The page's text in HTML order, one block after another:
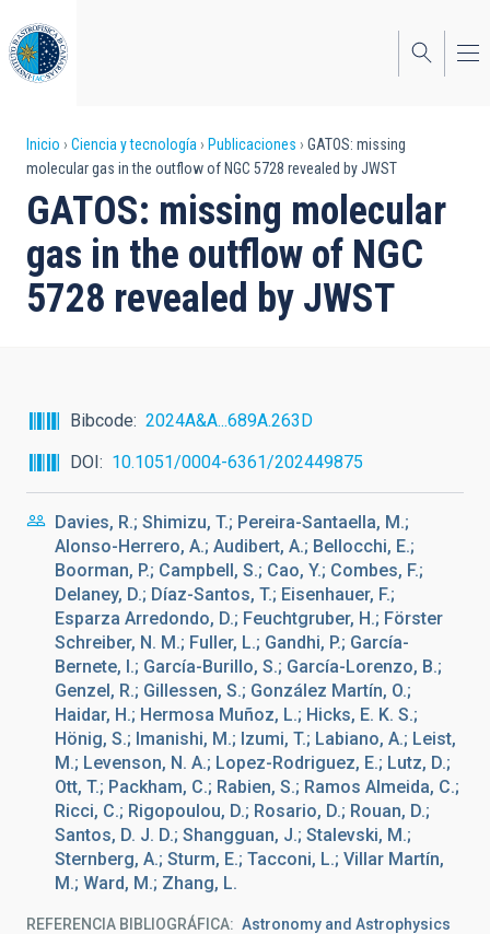
al
contenido
principal
Sobrescribir
enlaces
de
ayuda
a
Inicio Ciencia y tecnología Publicaciones
GATOS: missing
molecular gas in the outflow of NGC 5728 revealed by JWST
GATOS: missing molecular
gas in the outflow of NGC
5728 revealed by JWST
Bibcode
2024A&A...689A.263D
DOI
10.1051/0004-6361/202449875
Davies, R.; Shimizu, T.; Pereira-Santaella, M.;
Alonso-Herrero, A.; Audibert, A.; Bellocchi, E.;
Boorman, P.; Campbell, S.; Cao, Y.; Combes, F.;
Delaney, D.; Díaz-Santos, T.; Eisenhauer, F.;
Esparza Arredondo, D.; Feuchtgruber, H.; Förster
Schreiber, N. M.; Fuller, L.; Gandhi, P.; García-
Bernete, I.; García-Burillo, S.; García-Lorenzo, B.;
Genzel, R.; Gillessen, S.; González Martín, O.;
Haidar, H.; Hermosa Muñoz, L.; Hicks, E. K. S.;
Hönig, S.; Imanishi, M.; Izumi, T.; Labiano, A.; Leist,
M.; Levenson, N. A.; Lopez-Rodriguez, E.; Lutz, D.;
Ott, T.; Packham, C.; Rabien, S.; Ramos Almeida, C.;
Ricci, C.; Rigopoulou, D.; Rosario, D.; Rouan, D.;
Santos, D. J. D.; Shangguan, J.; Stalevski, M.;
Sternberg, A.; Sturm, E.; Tacconi, L.; Villar Martín,
M.; Ward, M.; Zhang, L.
REFERENCIA BIBLIOGRÁFICA Astronomy and Astrophysics